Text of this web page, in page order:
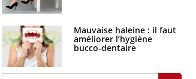
Mauvaise haleine : il faut
améliorer l’hygiène
bucco-dentaire